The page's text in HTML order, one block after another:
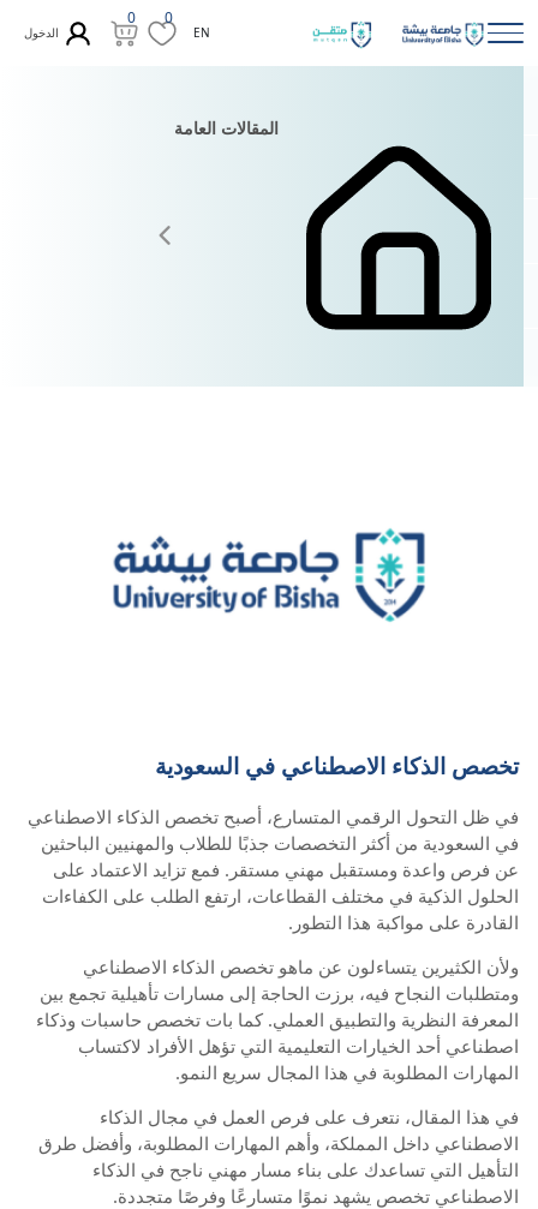
EN
0
0
الدخول
المقالات العامة
تخصص الذكاء الاصطناعي في السعودية
في ظل التحول الرقمي المتسارع، أصبح تخصص الذكاء الاصطناعي
في السعودية من أكثر التخصصات جذبًا للطلاب والمهنيين الباحثين
عن فرص واعدة ومستقبل مهني مستقر. فمع تزايد الاعتماد على
الحلول الذكية في مختلف القطاعات، ارتفع الطلب على الكفاءات
القادرة على مواكبة هذا التطور.
ولأن الكثيرين يتساءلون عن ماهو تخصص الذكاء الاصطناعي
ومتطلبات النجاح فيه، برزت الحاجة إلى مسارات تأهيلية تجمع بين
المعرفة النظرية والتطبيق العملي. كما بات تخصص حاسبات وذكاء
اصطناعي أحد الخيارات التعليمية التي تؤهل الأفراد لاكتساب
المهارات المطلوبة في هذا المجال سريع النمو.
في هذا المقال، نتعرف على فرص العمل في مجال الذكاء
الاصطناعي داخل المملكة، وأهم المهارات المطلوبة، وأفضل طرق
التأهيل التي تساعدك على بناء مسار مهني ناجح في الذكاء
الاصطناعي تخصص يشهد نموًا متسارعًا وفرصًا متجددة.